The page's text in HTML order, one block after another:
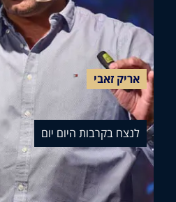
זאבי
בקרבות היום יום